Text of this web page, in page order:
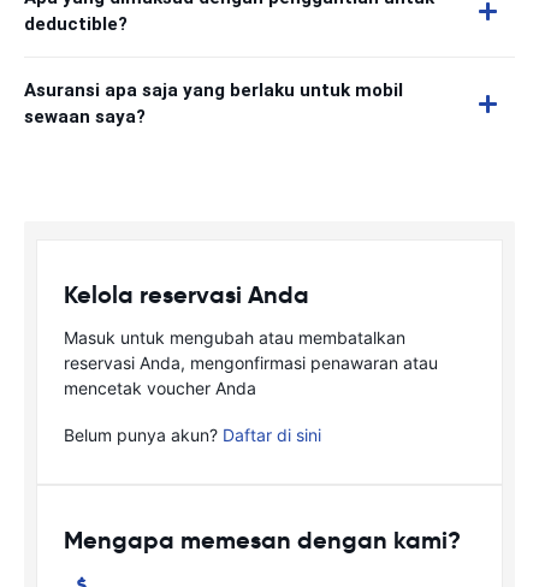
deductible?
Asuransi apa saja yang berlaku untuk mobil
sewaan saya?
Kelola reservasi Anda
Masuk untuk mengubah atau membatalkan
reservasi Anda, mengonfirmasi penawaran atau
mencetak voucher Anda
Belum punya akun? Daftar di sini
Mengapa memesan dengan kami?